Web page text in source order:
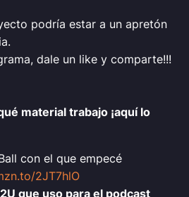
podría estar a un apretón
dale un like y comparte!!!
material trabajo ¡aquí lo
con el que empecé
2JT7hlO
que uso para el podcast